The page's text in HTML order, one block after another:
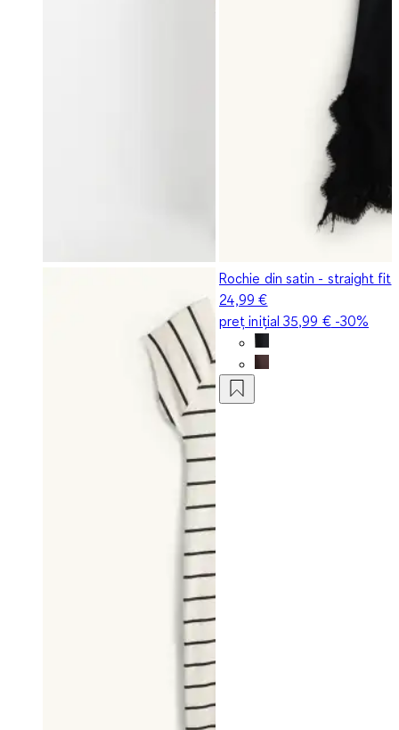
Rochie din satin - straight fit
24,99 €
preț inițial35,99 €-30%